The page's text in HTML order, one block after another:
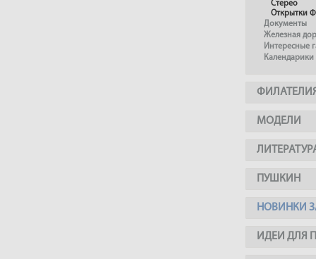
Стерео
Открытки
Документы
Железная
Интересные
Календарики
МОДЕЛИ
ПУШКИН
НОВИНКИ
ИДЕИ ДЛЯ